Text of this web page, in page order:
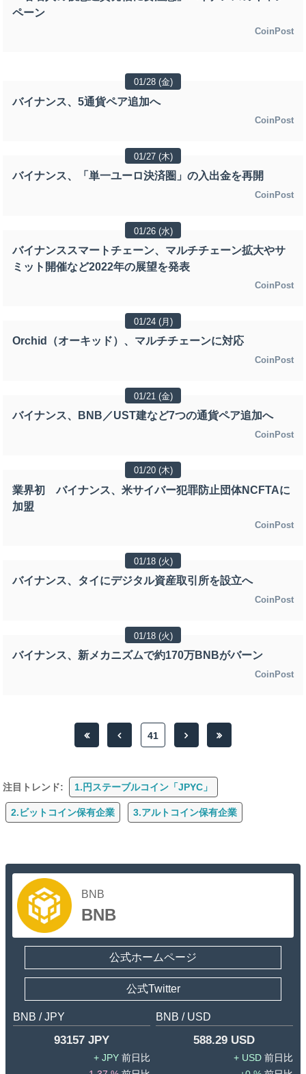
ペーン
CoinPost
01/28 (金)
バイナンス、5通貨ペア追加へ
CoinPost
01/27 (木)
バイナンス、「単一ユーロ決済圏」の入出金を再開
CoinPost
01/26 (水)
バイナンススマートチェーン、マルチチェーン拡大やサ
ミット開催など2022年の展望を発表
CoinPost
01/24 (月)
Orchid（オーキッド）、マルチチェーンに対応
CoinPost
01/21 (金)
バイナンス、BNB／UST建など7つの通貨ペア追加へ
CoinPost
01/20 (木)
業界初 バイナンス、米サイバー犯罪防止団体NCFTAに
加盟
CoinPost
01/18 (火)
バイナンス、タイにデジタル資産取引所を設立へ
CoinPost
01/18 (火)
バイナンス、新メカニズムで約170万BNBがバーン
CoinPost
41
注目トレンド: 1.円ステーブルコイン「JPYC」
2.ビットコイン保有企業 3.アルトコイン保有企業
BNB
BNB
公式ホームページ
公式Twitter
BNB / JPY
93157 JPY
JPY
BNB / USD
588.29 USD
USD